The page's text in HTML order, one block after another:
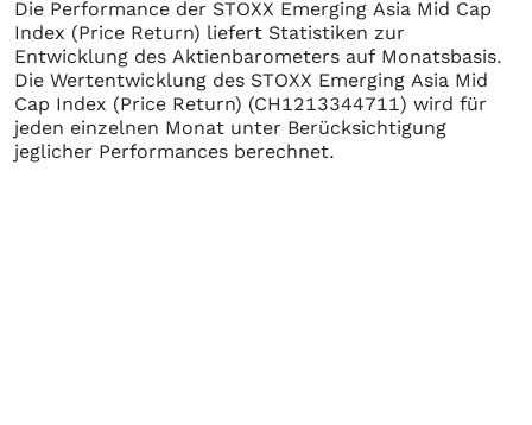
Die Performance der STOXX Emerging Asia Mid Cap
Index (Price Return) liefert Statistiken zur
Entwicklung des Aktienbarometers auf Monatsbasis.
Die Wertentwicklung des STOXX Emerging Asia Mid
Cap Index (Price Return) (CH1213344711) wird für
jeden einzelnen Monat unter Berücksichtigung
jeglicher Performances berechnet.